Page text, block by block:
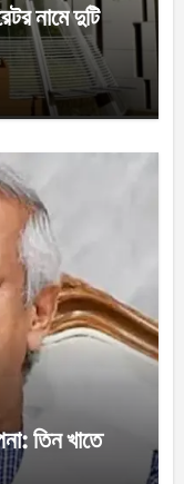
নামে দুটি
তিন খাতে